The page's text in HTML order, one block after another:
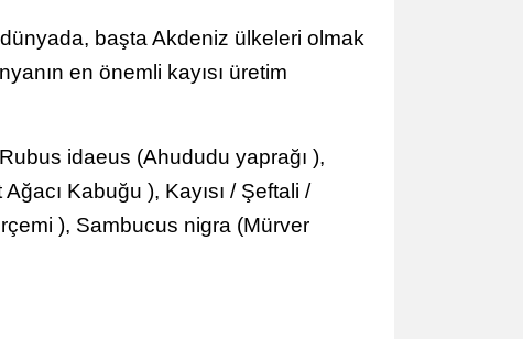
başta Akdeniz ülkeleri olmak
en önemli kayısı üretim
idaeus (Ahududu yaprağı ),
Kabuğu ), Kayısı / Şeftali /
), Sambucus nigra (Mürver